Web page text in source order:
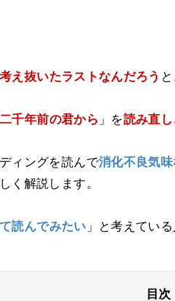
え抜いたラストなんだろう
二千年前の君から 」を読み直
ィングを読んで消化不良気
く解説します。
読んでみたい 」と考えてい